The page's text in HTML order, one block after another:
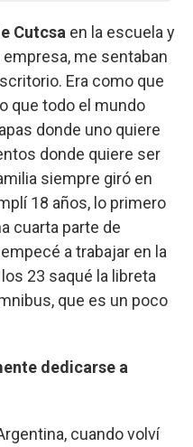
Cutcsa en la escuela y
me sentaban
Era como que
que todo el mundo
donde uno quiere
donde quiere ser
siempre giró en
18 años, lo primero
cuarta parte de
a trabajar en la
los 23 saqué la libreta
que es un poco
dedicarse a
cuando volví